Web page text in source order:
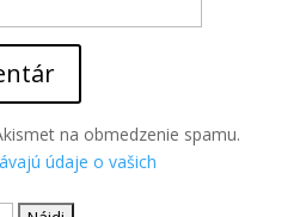
na obmedzenie spamu.
údaje o vašich